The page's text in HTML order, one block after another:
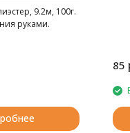
9.2м, 100г.
руками.
85